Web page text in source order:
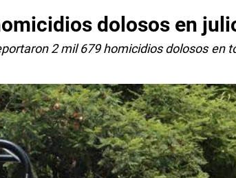
dolosos en
2 mil 679 homicidios dolosos en